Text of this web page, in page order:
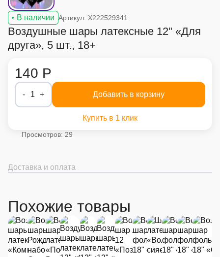
В наличии Артикул: X222529341
Воздушные шары латексные 12" «Для
друга», 5 шт., 18+
140 Р
- 1 + Добавить в корзину
Купить в 1 клик
Просмотров: 29
Доставка и оплата
Похожие товары